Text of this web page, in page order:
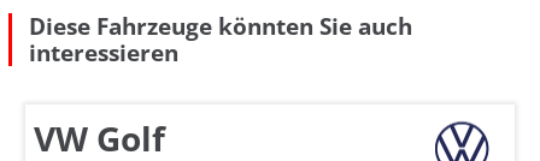
Diese Fahrzeuge könnten Sie auch
interessieren
VW Golf